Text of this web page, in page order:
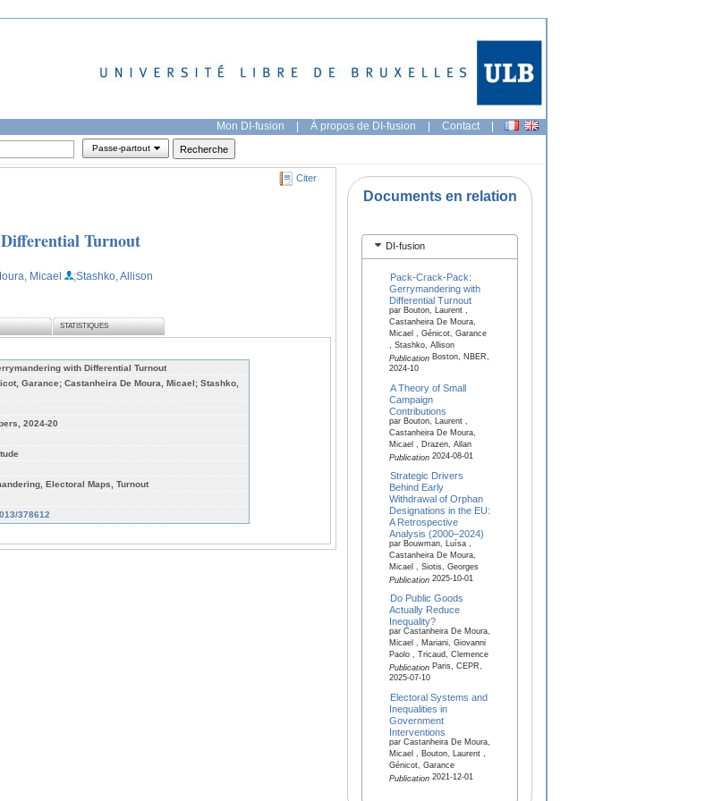
Mon DI-fusion | À propos de DI-fusion | Contact |
Passe-partout
Citer
Turnout
Micael
;Stashko, Allison
STATISTIQUES
with Differential Turnout
Garance; Castanheira De Moura, Micael; Stashko,
2024-20
Electoral Maps, Turnout
378612
Documents en relation
DI-fusion
Pack-Crack-Pack:
Gerrymandering with
Differential Turnout
par Bouton, Laurent ,
Castanheira De Moura,
Micael , Génicot, Garance
, Stashko, Allison
PublicationBoston, NBER,
2024-10
A Theory of Small
Campaign
Contributions
par Bouton, Laurent ,
Castanheira De Moura,
Micael , Drazen, Allan
Publication2024-08-01
Strategic Drivers
Behind Early
Withdrawal of Orphan
Designations in the EU:
A Retrospective
Analysis (2000–2024)
par Bouwman, Luísa ,
Castanheira De Moura,
Micael , Siotis, Georges
Publication2025-10-01
Do Public Goods
Actually Reduce
Inequality?
par Castanheira De Moura,
Micael , Mariani, Giovanni
Paolo , Tricaud, Clemence
PublicationParis, CEPR,
2025-07-10
Electoral Systems and
Inequalities in
Government
Interventions
par Castanheira De Moura,
Micael , Bouton, Laurent ,
Génicot, Garance
Publication2021-12-01